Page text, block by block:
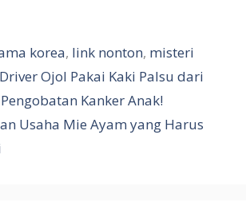
korea, link nonton, misteri
Ojol Pakai Kaki Palsu dari
Kanker Anak!
Usaha Mie Ayam yang Harus